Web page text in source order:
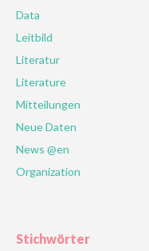
Data
Leitbild
Literatur
Literature
Mitteilungen
Neue Daten
News @en
Organization
Stichwörter